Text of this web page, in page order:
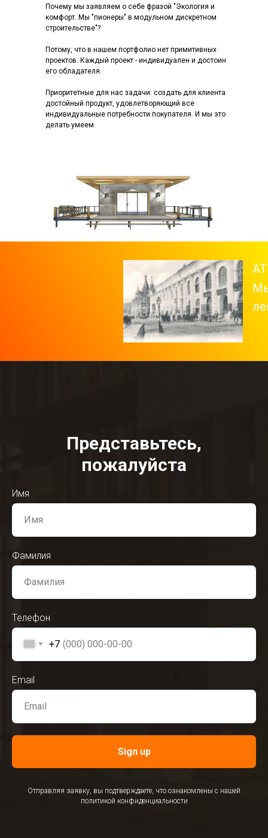
Почему мы заявляем о себе фразой "Экология и
комфорт. Мы "пионеры" в модульном дискретном
строительстве"?
Потому, что в нашем портфолио нет примитивных
проектов. Каждый проект - индивидуален и достоин
его обладателя.
Приоритетные для нас задачи: создать для клиента
достойный продукт, удовлетворяющий все
индивидуальные потребности покупателя. И мы это
делать умеем.
Представьтесь,
пожалуйста
Имя
Фамилия
Телефон
+7
Email
Sign up
Отправляя заявку, вы подтверждаете, что ознакомлены с нашей
политикой конфиденциальности